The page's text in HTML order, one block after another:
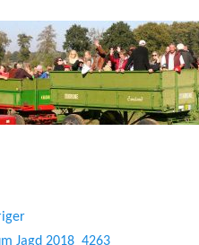
Jagd 2018_4263